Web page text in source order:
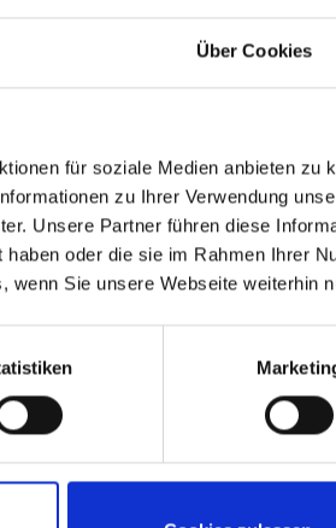
Über Cookies
für soziale Medien anbieten zu
zu Ihrer Verwendung
Unsere Partner führen diese
oder die sie im Rahmen Ihrer
wenn Sie unsere Webseite weiterhin
Polo Shirt
enthusiast
Gr. XL
33,31 €